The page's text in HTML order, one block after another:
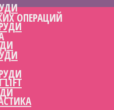
LIFT
ОПЕРАЦИЙ